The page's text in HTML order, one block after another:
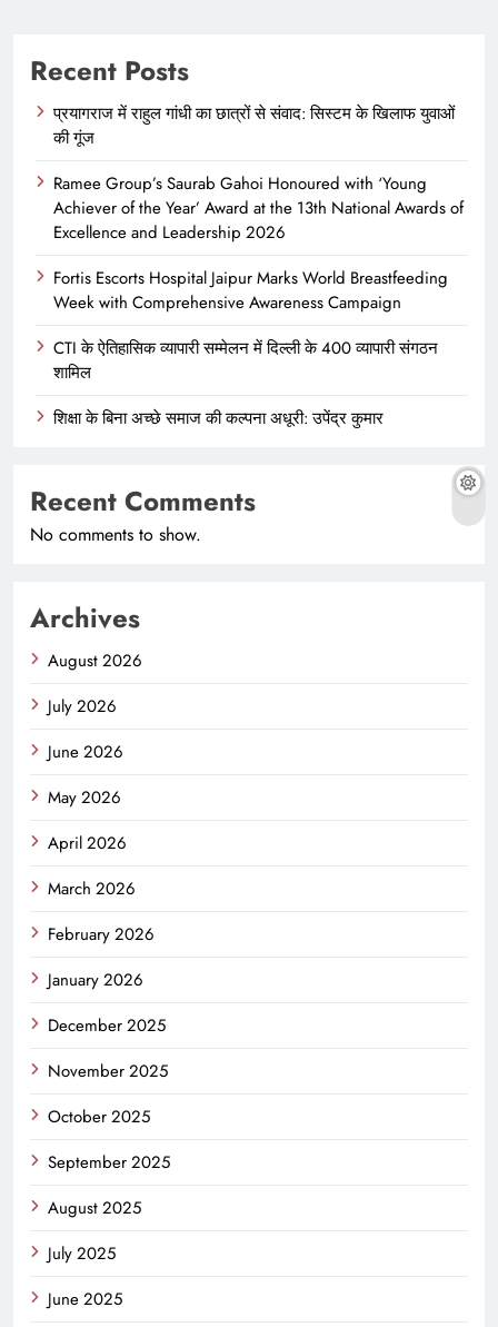
Recent Posts
प्रयागराज में राहुल गांधी का छात्रों से संवाद: सिस्टम के खिलाफ युवाओं
की गूंज
Ramee Group’s Saurab Gahoi Honoured with ‘Young
Achiever of the Year’ Award at the 13th National Awards of
Excellence and Leadership 2026
Fortis Escorts Hospital Jaipur Marks World Breastfeeding
Week with Comprehensive Awareness Campaign
CTI के ऐतिहासिक व्यापारी सम्मेलन में दिल्ली के 400 व्यापारी संगठन
शामिल
शिक्षा के बिना अच्छे समाज की कल्पना अधूरी: उपेंद्र कुमार
Recent Comments
No comments to show.
Archives
August 2026
July 2026
June 2026
May 2026
April 2026
March 2026
February 2026
January 2026
December 2025
November 2025
October 2025
September 2025
August 2025
July 2025
June 2025